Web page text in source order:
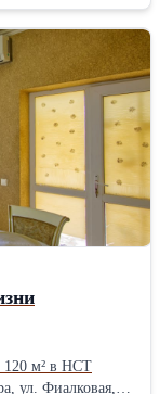
остаются •
сигнализация
скважина 35
благоустроен: •
• терраса и зона
асфальтом. Рядом
спортивные
До ТРЦ Красная
вариант для
и развитом
120 м² в НСТ
ул. Фиалковая,